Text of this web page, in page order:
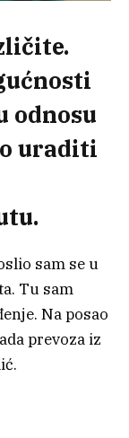
odnosu
uraditi
sam se u
Tu sam
Na posao
prevoza iz